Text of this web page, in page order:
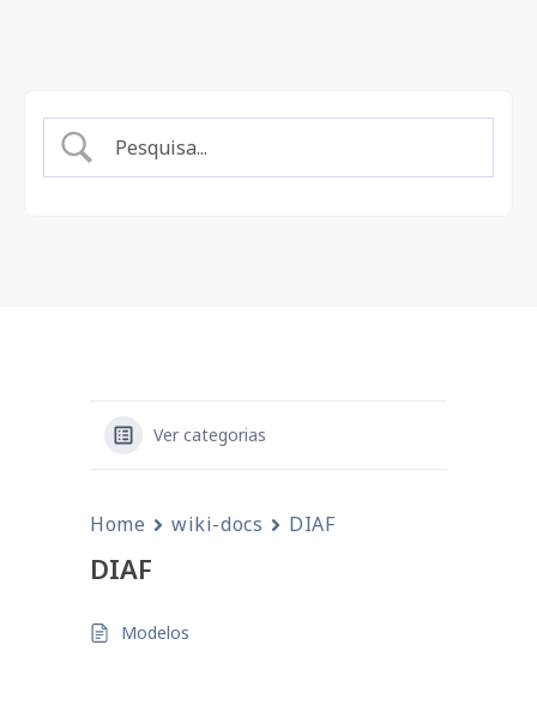
Ver categorias
Home wiki-docs DIAF
DIAF
Modelos